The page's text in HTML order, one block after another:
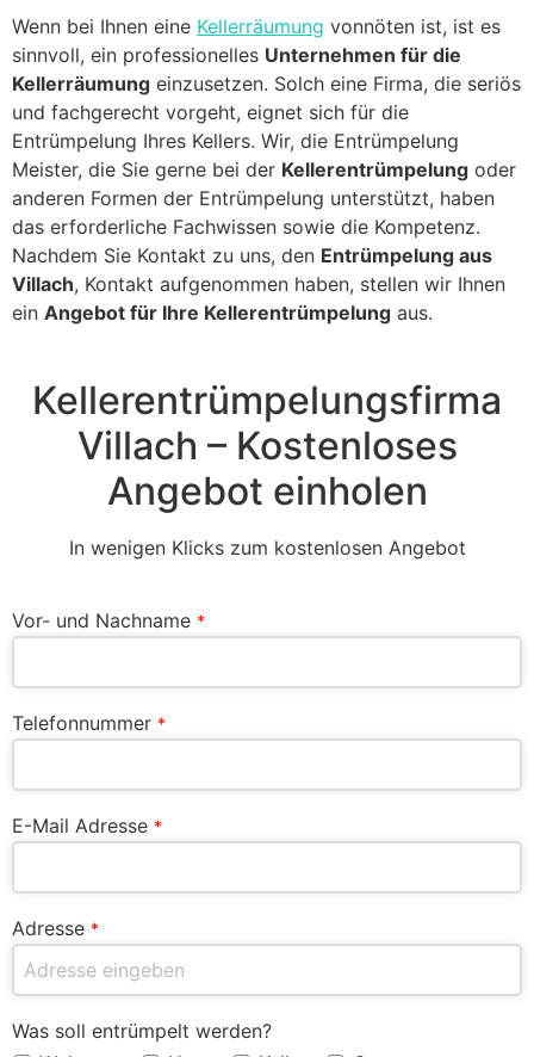
Wenn bei Ihnen eine Kellerräumung vonnöten ist, ist es
sinnvoll, ein professionelles Unternehmen für die
Kellerräumung einzusetzen. Solch eine Firma, die seriös
und fachgerecht vorgeht, eignet sich für die
Entrümpelung Ihres Kellers. Wir, die Entrümpelung
Meister, die Sie gerne bei der Kellerentrümpelung oder
anderen Formen der Entrümpelung unterstützt, haben
das erforderliche Fachwissen sowie die Kompetenz.
Nachdem Sie Kontakt zu uns, den Entrümpelung aus
Villach, Kontakt aufgenommen haben, stellen wir Ihnen
ein Angebot für Ihre Kellerentrümpelung aus.
Kellerentrümpelungsfirma
Villach – Kostenloses
Angebot einholen
In wenigen Klicks zum kostenlosen Angebot
Vor- und Nachname *
Telefonnummer *
E-Mail Adresse *
Adresse *
Was soll entrümpelt werden?